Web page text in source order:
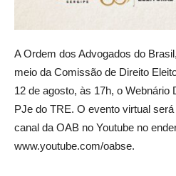
A Ordem dos Advogados do
meio da Comissão de Direito
12 de agosto, às 17h, o Webnário
PJe do TRE. O evento virtual
canal da OAB no Youtube no
www.youtube.com/oabse.